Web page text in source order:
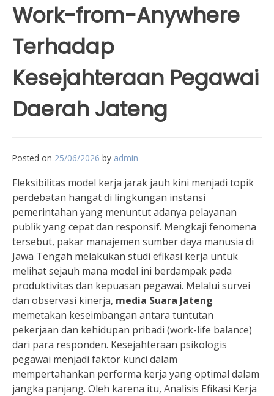
Work-from-Anywhere
Terhadap
Kesejahteraan Pegawai
Daerah Jateng
Posted on 25/06/2026 by admin
Fleksibilitas model kerja jarak jauh kini menjadi topik
perdebatan hangat di lingkungan instansi
pemerintahan yang menuntut adanya pelayanan
publik yang cepat dan responsif. Mengkaji fenomena
tersebut, pakar manajemen sumber daya manusia di
Jawa Tengah melakukan studi efikasi kerja untuk
melihat sejauh mana model ini berdampak pada
produktivitas dan kepuasan pegawai. Melalui survei
dan observasi kinerja, media Suara Jateng
memetakan keseimbangan antara tuntutan
pekerjaan dan kehidupan pribadi (work-life balance)
dari para responden. Kesejahteraan psikologis
pegawai menjadi faktor kunci dalam
mempertahankan performa kerja yang optimal dalam
jangka panjang. Oleh karena itu, Analisis Efikasi Kerja